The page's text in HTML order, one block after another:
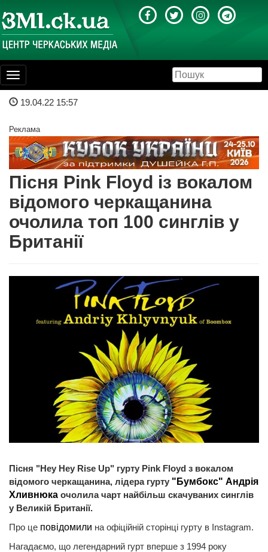
Toggle
navigation
19.04.22 15:57
Реклама
Пісня Pink Floyd із вокалом
відомого черкащанина
очолила топ 100 синглів у
Британії
Пісня "Hey Hey Rise Up" гурту Pink Floyd з вокалом
відомого черкащанина, лідера гурту "Бумбокс" Андрія
Хливнюка очолила чарт найбільш скачуваних синглів
у Великій Британії.
Про це повідомили на офіційній сторінці гурту в Instagram.
Нагадаємо, що легендарний гурт вперше з 1994 року